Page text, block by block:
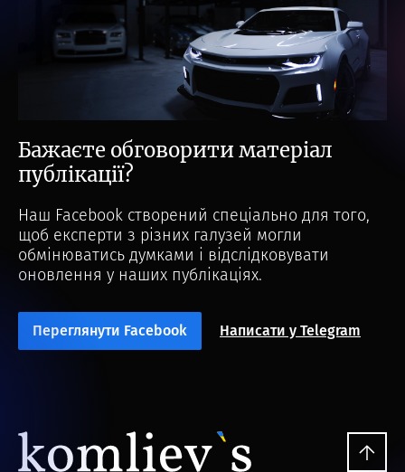
Бажаєте обговорити матеріал
публікації?
Наш Facebook створений спеціально для того,
щоб експерти з різних галузей могли
обмінюватись думками і відслідковувати
оновлення у наших публікаціях.
Переглянути Facebook Написати у Telegram